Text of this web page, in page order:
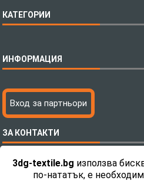
3dg-textile.bg използва
по-нататък, е
КАТЕГОРИИ
Бебешки спални комплекти
Тениски с пълноцветен печат
Хавлиени кърпи
Пончо за водни спортове
Микрофибърни Велурени Кърпи
Детски пончота
ИНФОРМАЦИЯ
Технология на печатане
Файлове за печат
Как да поръчам?
С какво сме различни?
Контакти
Вход за партньори
ЗА КОНТАКТИ
Телефон:0892 26 04 34 / 0896